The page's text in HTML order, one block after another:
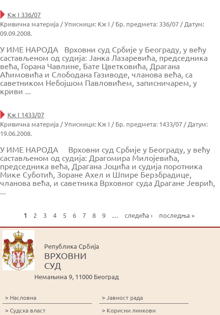
Кж I 336/07
Кривична материја / Уписници: Кж I / Бр. предмета: 336/07 / Датум:
09.09.2008.
У ИМЕ НАРОДА Врховни суд Србије у Београду, у већу
састављеном од судија: Јанка Лазаревића, председника
већа, Горана Чавлине, Бате Цветковића, Драгана
Аћимовића и Слободана Газиводе, чланова већа, са
саветником Небојшом Павловићем, записничарем, у
криви ...
Кж I 1433/07
Кривична материја / Уписници: Кж I / Бр. предмета: 1433/07 / Датум:
19.06.2008.
У ИМЕ НАРОДА Врховни суд Србије у Београду, у већу
састављеном од судија: Драгомира Милојевића,
председника већа, Драгана Јоцића и судија поротника
Мике Суботић, Зоране Ахел и Шпире Берзбрадице,
чланова већа, и саветника Врховног суда Драгане Јеврић,
...
a
g
e
1 2 3 4 5 6 7 8 9 … следећа › последња »
Република Србија
ВРХОВНИ
СУД
Немањина 9, 11000 Београд
> Насловна
>Судска власт
>Јавност рада
> Корисни линкови